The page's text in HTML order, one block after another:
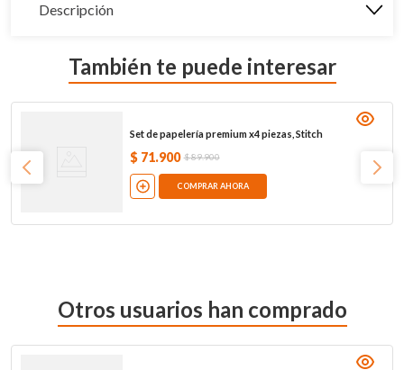
Descripción
También te puede interesar
Set de papelería premium x4 piezas, Stitch
$ 71.900 $89.900
COMPRAR AHORA
Otros usuarios han comprado